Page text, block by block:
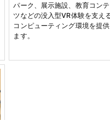
パーク、展示施設、教育コン
ツなどの没入型VR体験を支え
コンピューティング環境を提供
ます。